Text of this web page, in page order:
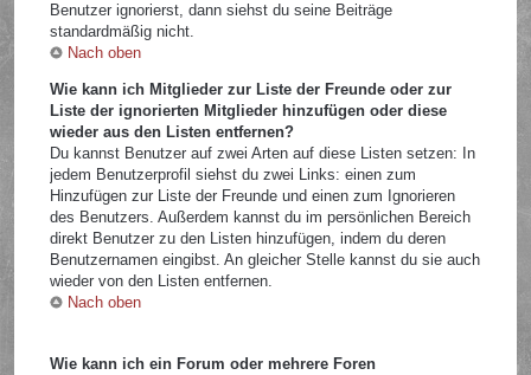
Benutzer ignorierst, dann siehst du seine Beiträge
standardmäßig nicht.
Nach oben
Wie kann ich Mitglieder zur Liste der Freunde oder zur
Liste der ignorierten Mitglieder hinzufügen oder diese
wieder aus den Listen entfernen?
Du kannst Benutzer auf zwei Arten auf diese Listen setzen: In
jedem Benutzerprofil siehst du zwei Links: einen zum
Hinzufügen zur Liste der Freunde und einen zum Ignorieren
des Benutzers. Außerdem kannst du im persönlichen Bereich
direkt Benutzer zu den Listen hinzufügen, indem du deren
Benutzernamen eingibst. An gleicher Stelle kannst du sie auch
wieder von den Listen entfernen.
Nach oben
Wie kann ich ein Forum oder mehrere Foren